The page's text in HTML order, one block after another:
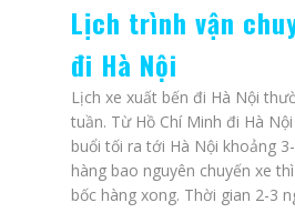
Lịch trình vận
đi Hà Nội
Lịch xe xuất bến đi Hà Nội
tuần. Từ Hồ Chí Minh đi Hà
buổi tối ra tới Hà Nội khoảng
hàng bao nguyên chuyến xe
bốc hàng xong. Thời gian 2-3